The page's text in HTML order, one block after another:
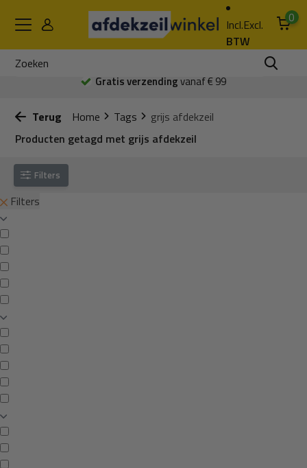
Incl.Excl.
BTW
0
Gratis verzendingvanaf € 99
Terug Home Tags
grijs afdekzeil
Producten getagd met grijs afdekzeil
Filters
Filters